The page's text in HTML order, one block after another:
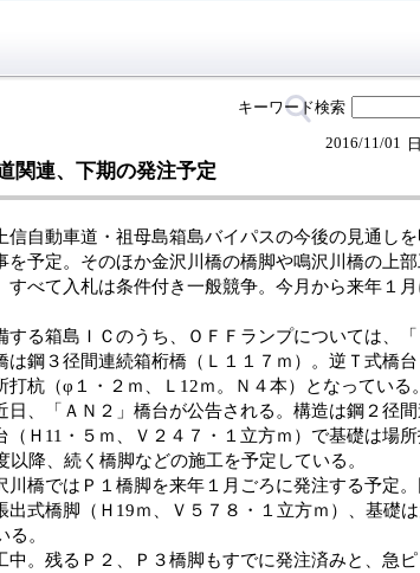
キーワード検索
2016/11/01
関連、下期の発注予定
信自動車道・祖母島箱島バイパスの今後の見通しを
を予定。そのほか金沢川橋の橋脚や鳴沢川橋の上
すべて入札は条件付き一般競争。今月から来年１
する箱島ＩＣのうち、ＯＦＦランプについては、
は鋼３径間連続箱桁橋（Ｌ１１７ｍ）。逆Ｔ式橋台
打杭（φ１・２ｍ、Ｌ12ｍ。Ｎ４本）となっている。
日、「ＡＮ２」橋台が公告される。構造は鋼２径
（Ｈ11・５ｍ、Ｖ２４７・１立方ｍ）で基礎は場
以降、続く橋脚などの施工を予定している。
川橋ではＰ１橋脚を来年１月ごろに発注する予定
出式橋脚（Ｈ19ｍ、Ｖ５７８・１立方ｍ）、基礎
。
中。残るＰ２、Ｐ３橋脚もすでに発注済みと、急ピ